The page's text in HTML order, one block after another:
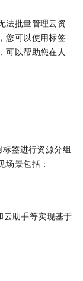
法批量管理云资
您可以使用标签
可以帮助您在人
签进行资源分组
场景包括：
云助手等实现基于